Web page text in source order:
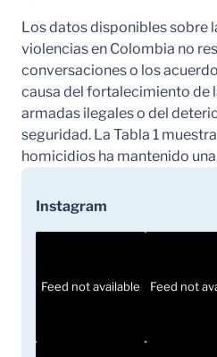
Los datos disponibles sobre
violencias en Colombia no
conversaciones o los
causa del fortalecimiento de
armadas ilegales o del
seguridad. La Tabla 1
homicidios ha mantenido
Instagram
Feed not available Feed not